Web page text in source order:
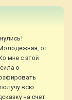
от
мне с этой
о
всю
на счет